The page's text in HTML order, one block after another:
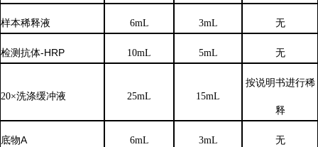
样本稀释液 6mL 3mL 无
检测抗体-HRP 10mL 5mL 无
20×洗涤缓冲液 25mL 15mL
按说明书进行稀
释
底物A 6mL 3mL 无